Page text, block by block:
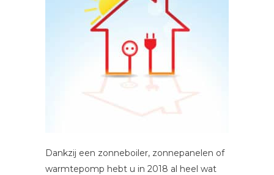
Dankzij een zonneboiler, zonnepanelen of
warmtepomp hebt u in 2018 al heel wat